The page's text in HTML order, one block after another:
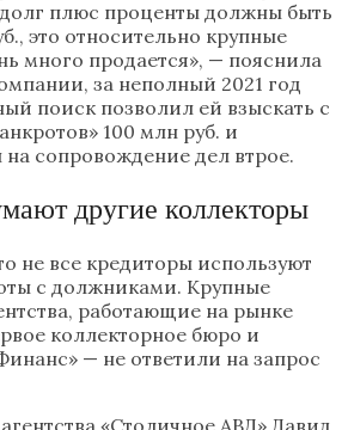
плюс проценты должны быть
это относительно крупные
много продается», — пояснила
за неполный 2021 год
поиск позволил ей взыскать с
100 млн руб. и
на сопровождение дел втрое.
другие коллекторы
не все кредиторы используют
с должниками. Крупные
работающие на рынке
коллекторное бюро и
— не ответили на запрос
«Столичное АВД» Давид